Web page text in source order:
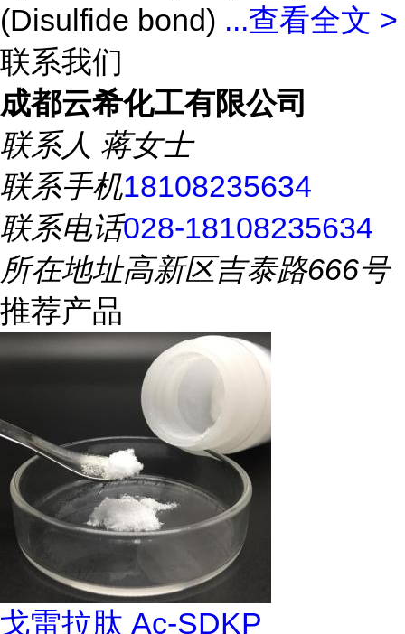
(Disulfide bond) ...查看全文 >
联系我们
成都云希化工有限公司
联系人 蒋女士
联系手机18108235634
联系电话028-18108235634
所在地址高新区吉泰路666号
推荐产品
戈雷拉肽 Ac-SDKP